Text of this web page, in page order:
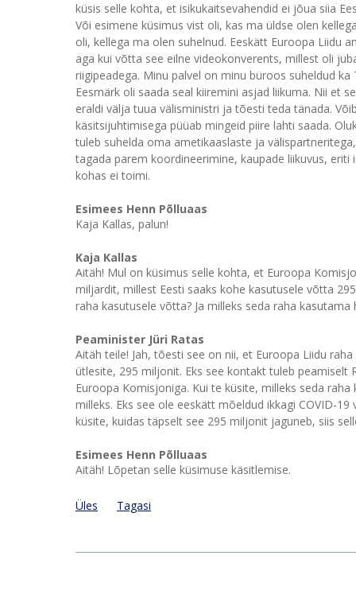
küsis selle kohta, et isikukaitsevahendid ei jõua siia
Või esimene küsimus vist oli, kas ma üldse olen
oli, kellega ma olen suhelnud. Eeskätt Euroopa Liidu
aga kui võtta see eilne videokonverents, millest oli
riigipeadega. Minu palvel on minu büroos suheldud
Eesmärk oli saada seal kiiremini asjad liikuma. Nii et
eraldi välja tuua välisministri ja tõesti teda tänada.
käsitsijuhtimisega püüab mingeid piire lahti saada.
tuleb suhelda oma ametikaaslaste ja
tagada parem koordineerimine, kaupade liikuvus,
kohas ei toimi.
Esimees Henn Põlluaas
Kaja Kallas, palun!
Kaja Kallas
Aitäh! Mul on küsimus selle kohta, et Euroopa
miljardit, millest Eesti saaks kohe kasutusele võtta
raha kasutusele võtta? Ja milleks seda raha kasutama
Peaminister Jüri Ratas
Aitäh teile! Jah, tõesti see on nii, et Euroopa Liidu
ütlesite, 295 miljonit. Eks see kontakt tuleb peamiselt
Euroopa Komisjoniga. Kui te küsite, milleks seda
milleks. Eks see ole eeskätt mõeldud ikkagi COVID-
küsite, kuidas täpselt see 295 miljonit jaguneb, siis
Esimees Henn Põlluaas
Aitäh! Lõpetan selle küsimuse käsitlemise.
Üles Tagasi